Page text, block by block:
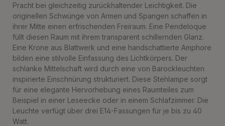
Pracht bei gleichzeitig zurückhaltender Leichtigkeit. Die
originellen Schwünge von Armen und Spangen schaffen in
ihrer Mitte einen erfrischenden Freiraum. Eine Pendeloque
füllt diesen Raum mit ihrem transparent schillernden Glanz.
Eine Krone aus Blattwerk und eine handschattierte Amphore
bilden eine stilvolle Einfassung des Lichtkörpers. Der
schlanke Mittelschaft wird durch eine von Barockleuchten
inspirierte Einschnürung strukturiert. Diese Stehlampe sorgt
für eine elegante Hervorhebung eines Raumteiles zum
Beispiel in einer Leseecke oder in einem Schlafzimmer. Die
Leuchte verfügt über drei E14-Fassungen für je bis zu 40
Watt.